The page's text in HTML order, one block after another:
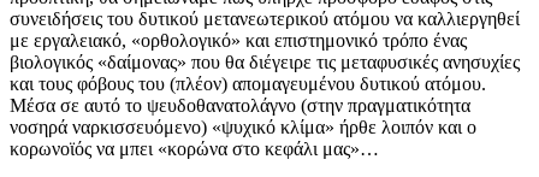
συνειδήσεις του δυτικού μετανεωτερικού ατόμου να καλλιεργηθεί
με εργαλειακό, «ορθολογικό» και επιστημονικό τρόπο ένας
βιολογικός «δαίμονας» που θα διέγειρε τις μεταφυσικές ανησυχίες
και τους φόβους του (πλέον) απομαγευμένου δυτικού ατόμου.
Μέσα σε αυτό το ψευδοθανατολάγνο (στην πραγματικότητα
νοσηρά ναρκισσευόμενο) «ψυχικό κλίμα» ήρθε λοιπόν και ο
κορωνοϊός να μπει «κορώνα στο κεφάλι μας»…